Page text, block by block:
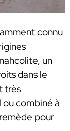
connu
un
dans le
très
ou combiné à
pour